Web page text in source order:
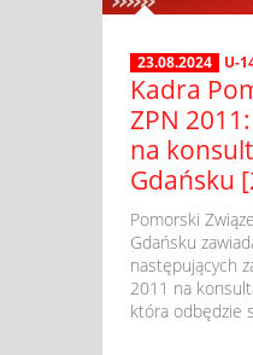
23.08.2024 U-
Kadra
ZPN
na
Gdańsku
Pomorski
Gdańsku
następujących
2011 na
która odbędzie